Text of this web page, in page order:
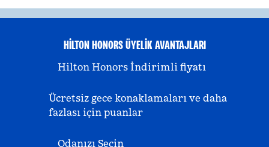
HILTON HONORS ÜYELIK AVANTAJLARI
Hilton Honors İndirimli fiyatı
Ücretsiz gece konaklamaları ve daha
fazlası için puanlar
Odanızı Seçin